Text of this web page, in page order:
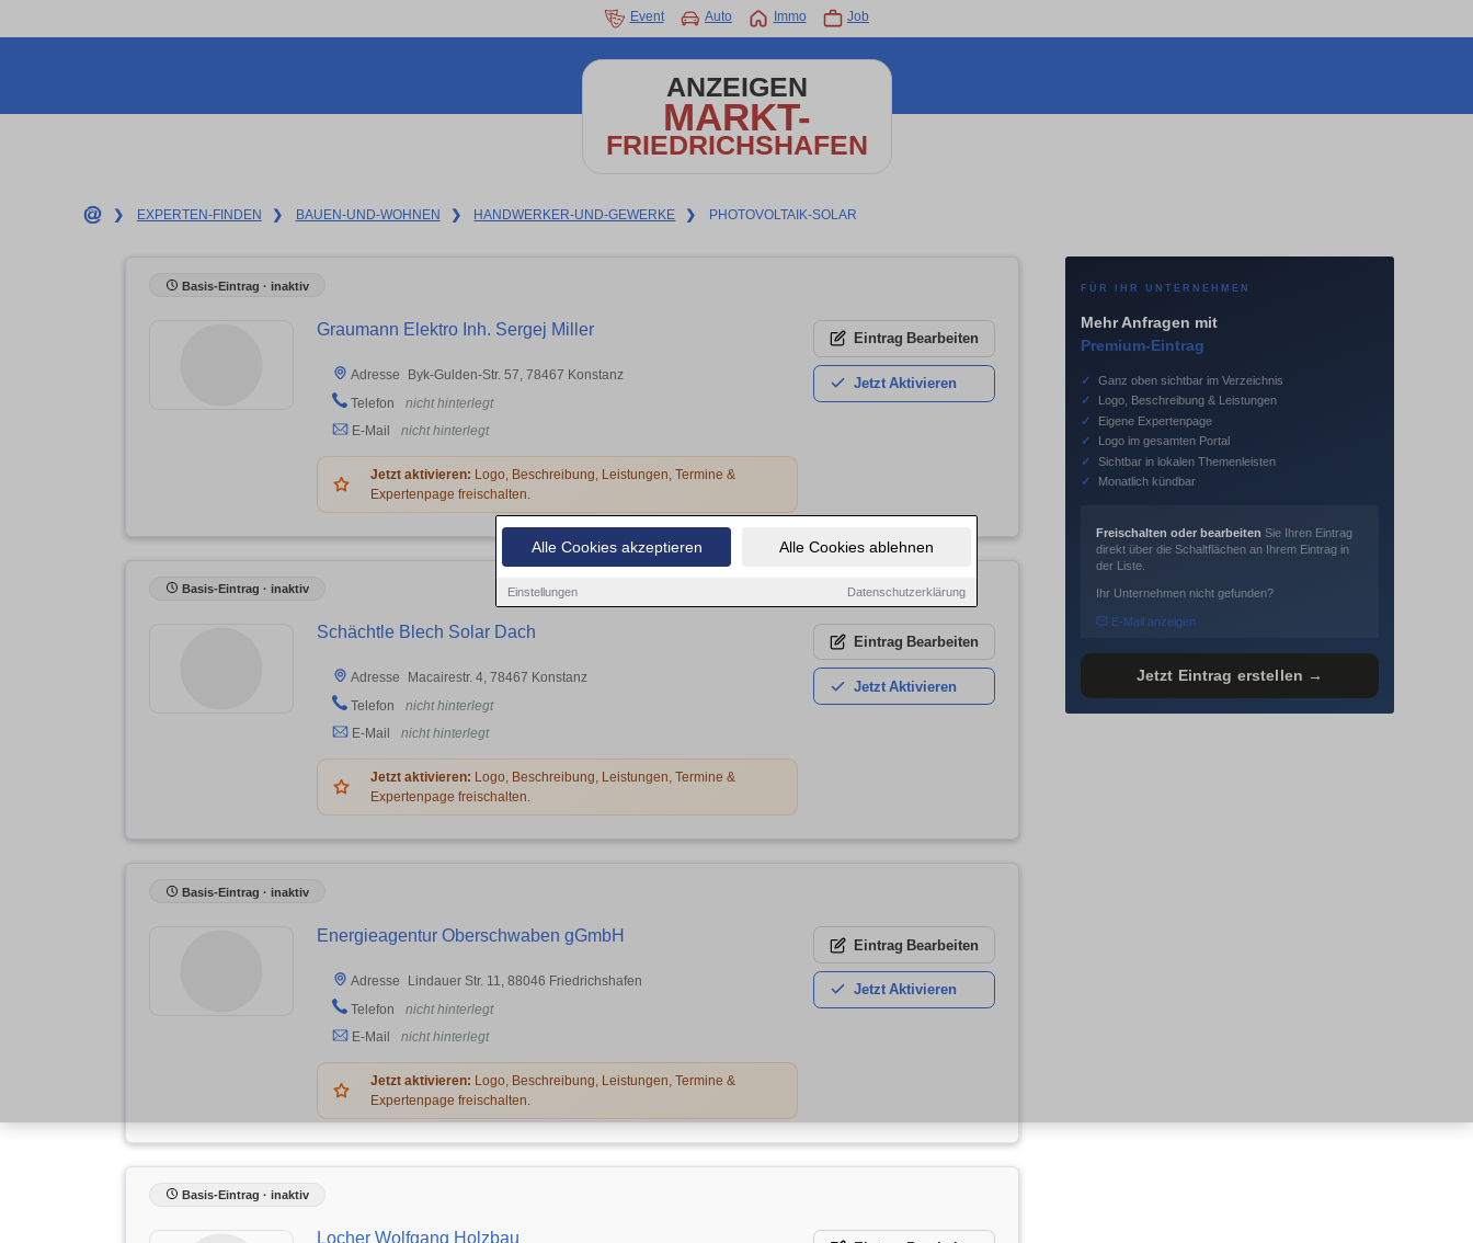
Alle Cookies akzeptieren Alle Cookies ablehnen
Einstellungen Datenschutzerklärung
Event Auto Immo Job
ANZEIGEN
MARKT-
FRIEDRICHSHAFEN
❯ EXPERTEN-FINDEN ❯ BAUEN-UND-WOHNEN ❯ HANDWERKER-UND-GEWERKE ❯ PHOTOVOLTAIK-SOLAR
Basis-Eintrag · inaktiv
Graumann Elektro Inh. Sergej Miller
Adresse
Byk-Gulden-Str. 57, 78467 Konstanz
Telefon
nicht hinterlegt
E-Mail
nicht hinterlegt
Jetzt aktivieren: Logo, Beschreibung, Leistungen, Termine &
Expertenpage freischalten.
Eintrag Bearbeiten
Jetzt Aktivieren
Basis-Eintrag · inaktiv
Schächtle Blech Solar Dach
Adresse
Macairestr. 4, 78467 Konstanz
Telefon
nicht hinterlegt
E-Mail
nicht hinterlegt
Jetzt aktivieren: Logo, Beschreibung, Leistungen, Termine &
Expertenpage freischalten.
Eintrag Bearbeiten
Jetzt Aktivieren
Basis-Eintrag · inaktiv
Energieagentur Oberschwaben gGmbH
Adresse
Lindauer Str. 11, 88046 Friedrichshafen
Telefon
nicht hinterlegt
E-Mail
nicht hinterlegt
Jetzt aktivieren: Logo, Beschreibung, Leistungen, Termine &
Expertenpage freischalten.
Eintrag Bearbeiten
Jetzt Aktivieren
Basis-Eintrag · inaktiv
Locher Wolfgang Holzbau
FÜR IHR UNTERNEHMEN
Mehr Anfragen mit
Premium-Eintrag
✓
Ganz oben sichtbar im Verzeichnis
✓
Logo, Beschreibung & Leistungen
✓
Eigene Expertenpage
✓
Logo im gesamten Portal
✓
Sichtbar in lokalen Themenleisten
✓
Monatlich kündbar
Freischalten oder bearbeiten Sie Ihren Eintrag
direkt über die Schaltflächen an Ihrem Eintrag in
der Liste.
Ihr Unternehmen nicht gefunden?
E-Mail anzeigen
Jetzt Eintrag erstellen →